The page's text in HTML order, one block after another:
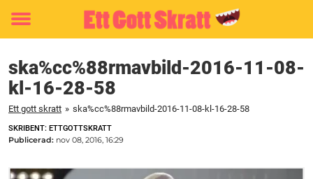
Toggle
ska%cc%88rmavbild-2016-11-08-
kl-16-28-58
Ett gott skratt » ska%cc%88rmavbild-2016-11-08-kl-16-28-58
SKRIBENT: ETTGOTTSKRATT
Publicerad: nov 08, 2016, 16:29